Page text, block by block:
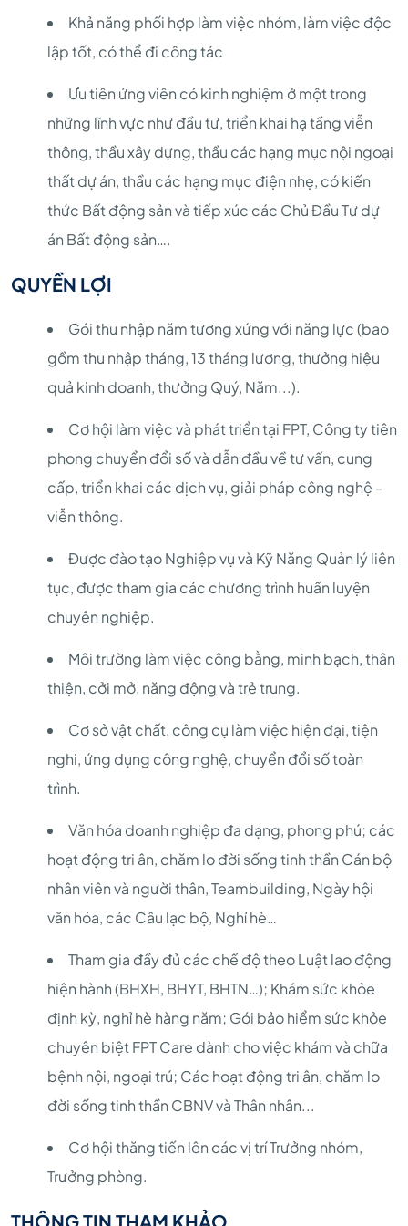
Khả năng phối hợp làm việc nhóm, làm việc độc
lập tốt, có thể đi công tác
Ưu tiên ứng viên có kinh nghiệm ở một trong
những lĩnh vực như đầu tư, triển khai hạ tầng viễn
thông, thầu xây dựng, thầu các hạng mục nội ngoại
thất dự án, thầu các hạng mục điện nhẹ, có kiến
thức Bất động sản và tiếp xúc các Chủ Đầu Tư dự
án Bất động sản….
QUYỀN LỢI
Gói thu nhập năm tương xứng với năng lực (bao
gồm thu nhập tháng, 13 tháng lương, thưởng hiệu
quả kinh doanh, thưởng Quý, Năm...).
Cơ hội làm việc và phát triển tại FPT, Công ty tiên
phong chuyển đổi số và dẫn đầu về tư vấn, cung
cấp, triển khai các dịch vụ, giải pháp công nghệ -
viễn thông.
Được đào tạo Nghiệp vụ và Kỹ Năng Quản lý liên
tục, được tham gia các chương trình huấn luyện
chuyên nghiệp.
Môi trường làm việc công bằng, minh bạch, thân
thiện, cởi mở, năng động và trẻ trung.
Cơ sở vật chất, công cụ làm việc hiện đại, tiện
nghi, ứng dụng công nghệ, chuyển đổi số toàn
trình.
Văn hóa doanh nghiệp đa dạng, phong phú; các
hoạt động tri ân, chăm lo đời sống tinh thần Cán bộ
nhân viên và người thân, Teambuilding, Ngày hội
văn hóa, các Câu lạc bộ, Nghỉ hè…
Tham gia đầy đủ các chế độ theo Luật lao động
hiện hành (BHXH, BHYT, BHTN…); Khám sức khỏe
định kỳ, nghỉ hè hàng năm; Gói bảo hiểm sức khỏe
chuyên biệt FPT Care dành cho việc khám và chữa
bệnh nội, ngoại trú; Các hoạt động tri ân, chăm lo
đời sống tinh thần CBNV và Thân nhân...
Cơ hội thăng tiến lên các vị trí Trưởng nhóm,
Trưởng phòng.
THÔNG TIN THAM KHẢO